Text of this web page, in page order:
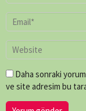
Daha sonraki
ve site adresim bu